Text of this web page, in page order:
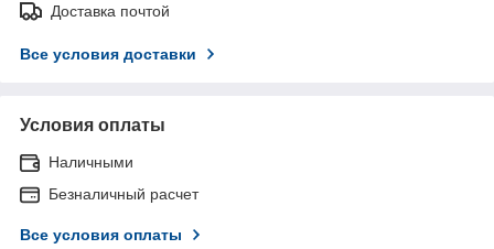
Доставка почтой
Все условия доставки
Условия оплаты
Наличными
Безналичный расчет
Все условия оплаты